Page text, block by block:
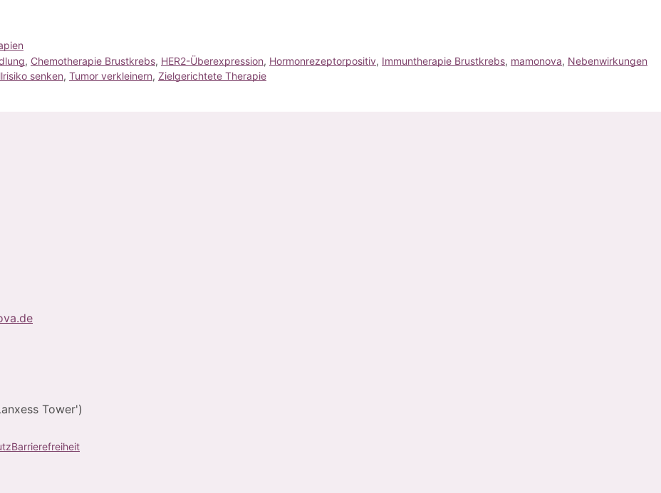
, Chemotherapie Brustkrebs, HER2-Überexpression, Hormonrezeptorpositiv, Immuntherapie Brustkrebs, mamonova, Nebenwirkungen
senken, Tumor verkleinern, Zielgerichtete Therapie
Tower')
Barrierefreiheit